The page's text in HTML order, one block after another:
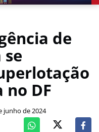
de
se
no DF
junho de 2024